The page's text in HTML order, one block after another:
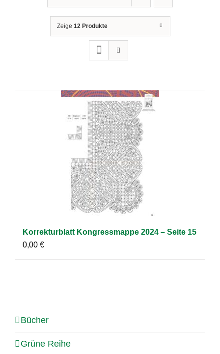
Zeige 12 Produkte
Korrekturblatt Kongressmappe 2024 – Seite 15
0,00 €
Bücher
Grüne Reihe